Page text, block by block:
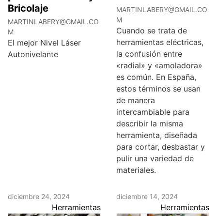
Bricolaje
MARTINLABERY@GMAIL.CO
M
El mejor Nivel Láser
Autonivelante
MARTINLABERY@GMAIL.CO
M
Cuando se trata de
herramientas eléctricas,
la confusión entre
«radial» y «amoladora»
es común. En España,
estos términos se usan
de manera
intercambiable para
describir la misma
herramienta, diseñada
para cortar, desbastar y
pulir una variedad de
materiales.
diciembre 24, 2024
Herramientas
diciembre 14, 2024
Herramientas